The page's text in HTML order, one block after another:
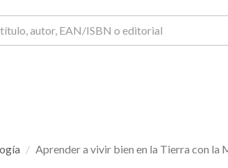
Aprender a vivir bien en la Tierra con la